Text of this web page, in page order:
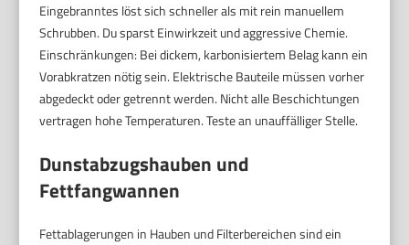
Eingebranntes löst sich schneller als mit rein manuellem
Schrubben. Du sparst Einwirkzeit und aggressive Chemie.
Einschränkungen: Bei dickem, karbonisiertem Belag kann ein
Vorabkratzen nötig sein. Elektrische Bauteile müssen vorher
abgedeckt oder getrennt werden. Nicht alle Beschichtungen
vertragen hohe Temperaturen. Teste an unauffälliger Stelle.
Dunstabzugshauben und
Fettfangwannen
Fettablagerungen in Hauben und Filterbereichen sind ein